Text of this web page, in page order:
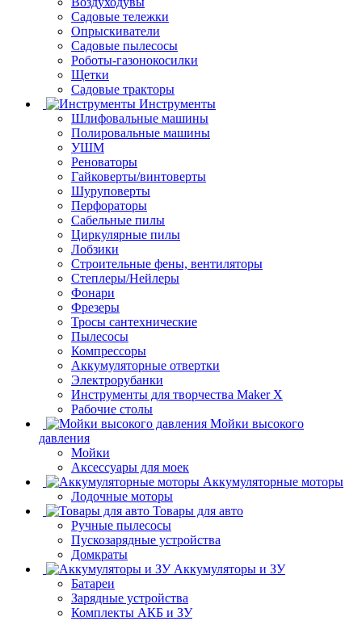
Садовые тележки
Опрыскиватели
Садовые пылесосы
Роботы-газонокосилки
Щетки
Садовые тракторы
Инструменты
Шлифовальные машины
Полировальные машины
УШМ
Реноваторы
Гайковерты/винтоверты
Шуруповерты
Перфораторы
Сабельные пилы
Циркулярные пилы
Лобзики
Строительные фены, вентиляторы
Степлеры/Нейлеры
Фонари
Фрезеры
Тросы сантехнические
Пылесосы
Компрессоры
Аккумуляторные отвертки
Электрорубанки
Инструменты для творчества Maker X
Рабочие столы
Мойки высокого
давления
Мойки
Аксессуары для моек
Аккумуляторные моторы
Лодочные моторы
Товары для авто
Ручные пылесосы
Пускозарядные устройства
Домкраты
Аккумуляторы и ЗУ
Батареи
Зарядные устройства
Комплекты АКБ и ЗУ